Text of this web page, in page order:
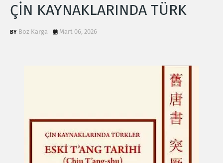
ÇİN KAYNAKLARINDA TÜRK
Boz Karga Mart 06, 2026